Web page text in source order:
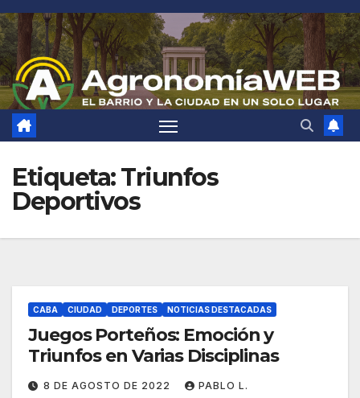
Saltar
al
contenido
Etiqueta:Triunfos
Deportivos
CABA CIUDAD DEPORTES NOTICIAS DESTACADAS
Juegos Porteños: Emoción y
Triunfos en Varias Disciplinas
8 DE AGOSTO DE 2022 PABLO L.